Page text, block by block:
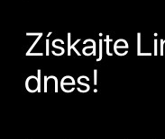
Získajte
dnes!